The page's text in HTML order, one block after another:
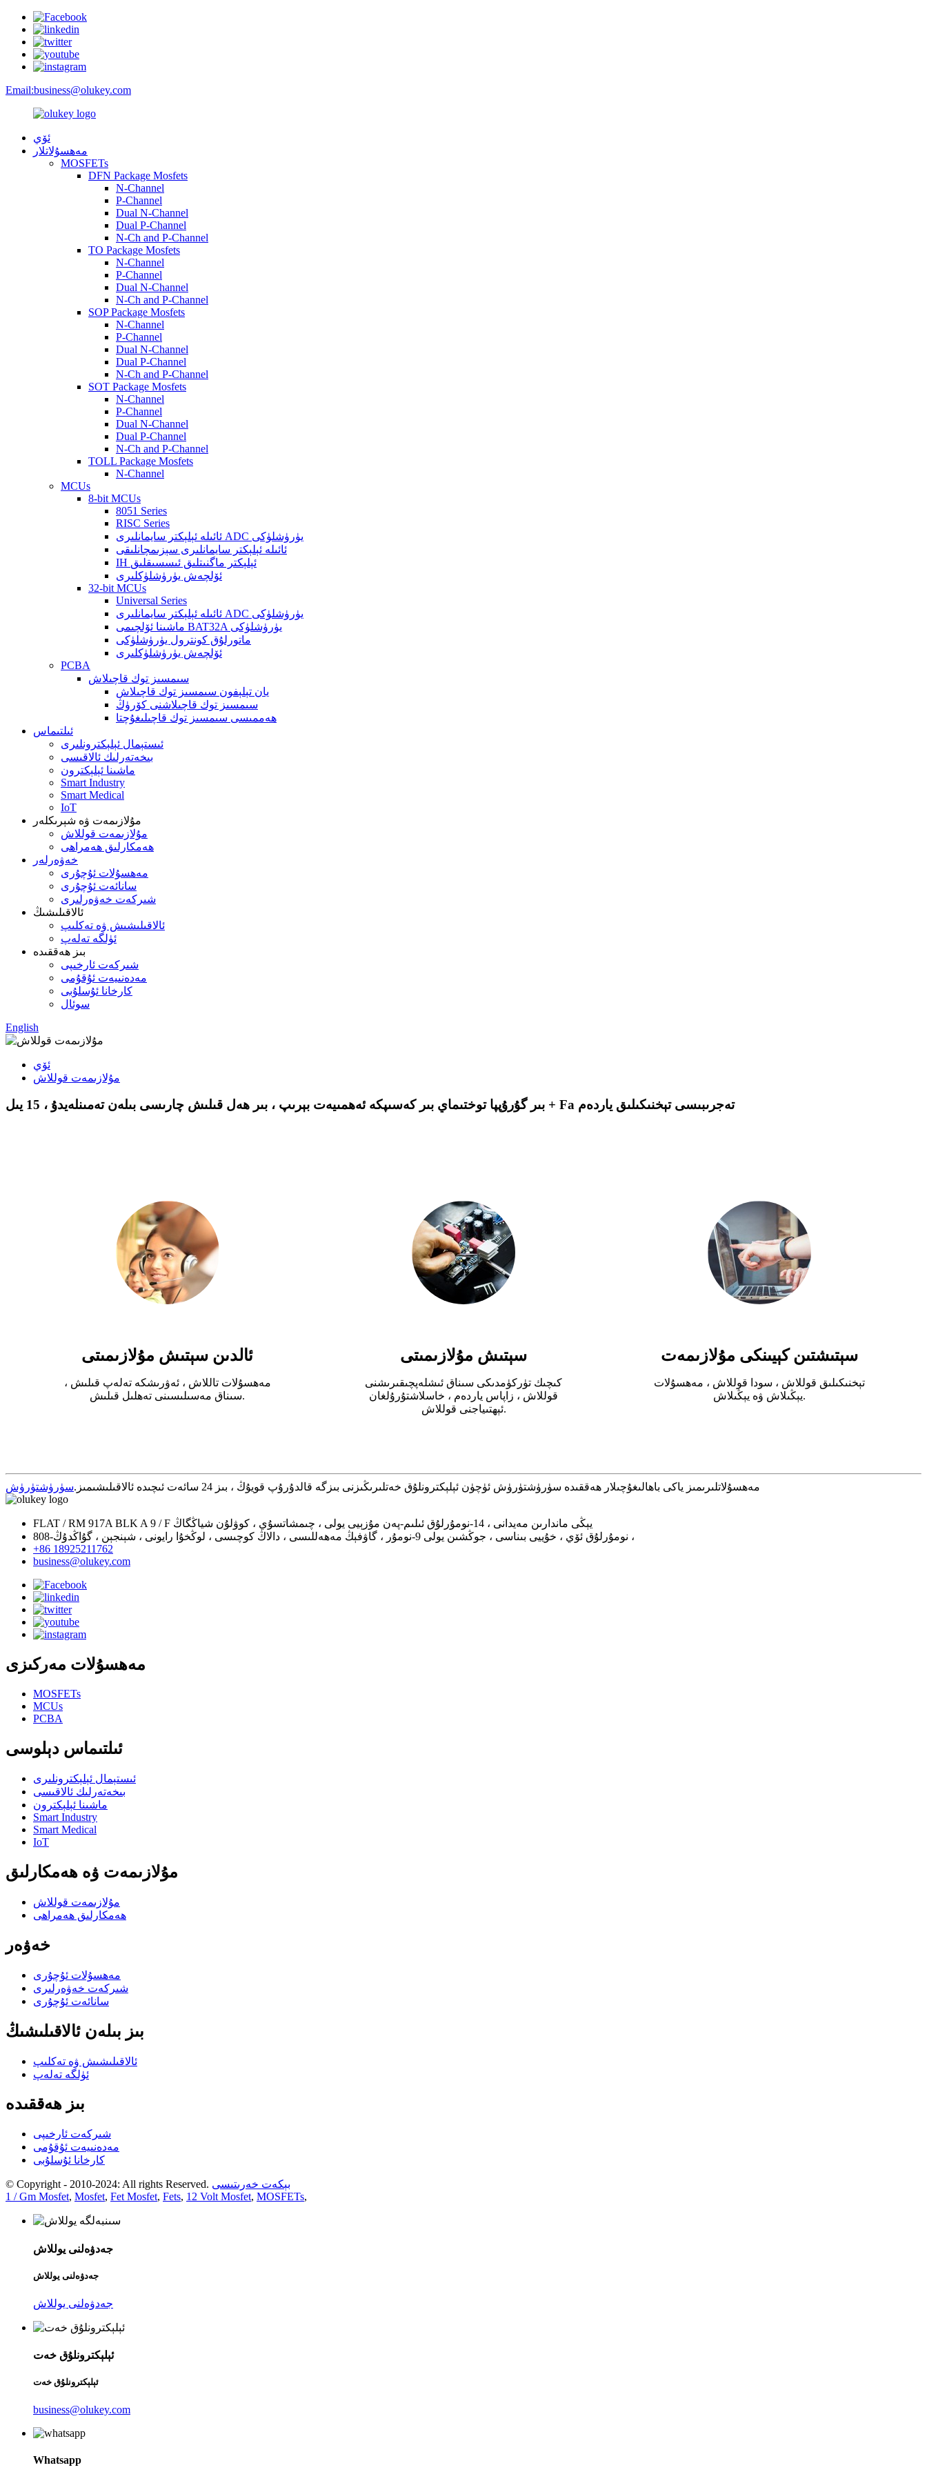
Email:business@olukey.com
ئۆي
مەھسۇلاتلار
MOSFETs
DFN Package Mosfets
N-Channel
P-Channel
Dual N-Channel
Dual P-Channel
N-Ch and P-Channel
TO Package Mosfets
N-Channel
P-Channel
Dual N-Channel
N-Ch and P-Channel
SOP Package Mosfets
N-Channel
P-Channel
Dual N-Channel
Dual P-Channel
N-Ch and P-Channel
SOT Package Mosfets
N-Channel
P-Channel
Dual N-Channel
Dual P-Channel
N-Ch and P-Channel
TOLL Package Mosfets
N-Channel
MCUs
8-bit MCUs
8051 Series
RISC Series
ئائىلە ئېلېكتر سايمانلىرى ADC يۈرۈشلۈكى
ئائىلە ئېلېكتر سايمانلىرى سېزىمچانلىقى
IH ئېلېكتر ماگنىتلىق ئىسسىقلىق
ئۆلچەش يۈرۈشلۈكلىرى
32-bit MCUs
Universal Series
ئائىلە ئېلېكتر سايمانلىرى ADC يۈرۈشلۈكى
ماشىنا ئۆلچىمى BAT32A يۈرۈشلۈكى
ماتورلۇق كونترول يۈرۈشلۈكى
ئۆلچەش يۈرۈشلۈكلىرى
PCBA
سىمسىز توك قاچىلاش
يان تېلېفون سىمسىز توك قاچىلاش
سىمسىز توك قاچىلاشنى كۆرۈڭ
ھەممىسى سىمسىز توك قاچىلىغۇچتا
ئىلتىماس
ئىستېمال ئېلېكترونلىرى
بىخەتەرلىك ئالاقىسى
ماشىنا ئېلېكترون
Smart Industry
Smart Medical
IoT
مۇلازىمەت ۋە شېرىكلەر
مۇلازىمەت قوللاش
ھەمكارلىق ھەمراھى
خەۋەرلەر
مەھسۇلات ئۇچۇرى
سانائەت ئۇچۇرى
شىركەت خەۋەرلىرى
ئالاقىلىشىڭ
ئالاقىلىشىش ۋە تەكلىپ
ئۈلگە تەلەپ
بىز ھەققىدە
شىركەت ئارخىپى
مەدەنىيەت ئۇقۇمى
كارخانا ئۇسلۇبى
سوئال
English
ئۆي
مۇلازىمەت قوللاش
بىر گۇرۇپپا توختىماي بىر كەسىپكە ئەھمىيەت بېرىپ ، بىر ھەل قىلىش چارىسى بىلەن تەمىنلەيدۇ ، 15 يىل + Fa تەجرىبىسى تېخنىكىلىق ياردەم
ئالدىن سېتىش مۇلازىمىتى
مەھسۇلات تاللاش ، ئەۋرىشكە تەلەپ قىلىش ،
سىناق مەسىلىسىنى تەھلىل قىلىش.
سېتىش مۇلازىمىتى
كىچىك تۈركۈمدىكى سىناق ئىشلەپچىقىرىشنى
قوللاش ، زاپاس ياردەم ، خاسلاشتۇرۇلغان
ئېھتىياجنى قوللاش.
سېتىشتىن كېيىنكى مۇلازىمەت
تېخنىكىلىق قوللاش ، سودا قوللاش ، مەھسۇلات
يېڭىلاش ۋە يېڭىلاش.
مەھسۇلاتلىرىمىز ياكى باھالىغۇچىلار ھەققىدە سۈرۈشتۈرۈش ئۈچۈن ئېلېكترونلۇق خەتلىرىڭىزنى بىزگە قالدۇرۇپ قويۇڭ ، بىز 24 سائەت ئىچىدە ئالاقىلىشىمىز. سۈرۈشتۈرۈش
FLAT / RM 917A BLK A 9 / F يېڭى ماندارىن مەيدانى ، 14-نومۇرلۇق ئىلىم-پەن مۇزېيى يولى ، چىمشاتسۇي ، كوۋلۇن شياڭگاڭ
808-نومۇرلۇق ئۆي ، خۇييى بىناسى ، جوڭشىن يولى 9-نومۇر ، گاۋفېڭ مەھەللىسى ، دالاڭ كوچىسى ، لوڭخۇا رايونى ، شېنجېن ، گۇاڭدۇڭ ،
+86 18925211762
business@olukey.com
مەھسۇلات مەركىزى
MOSFETs
MCUs
PCBA
ئىلتىماس دېلوسى
ئىستېمال ئېلېكترونلىرى
بىخەتەرلىك ئالاقىسى
ماشىنا ئېلېكترون
Smart Industry
Smart Medical
IoT
مۇلازىمەت ۋە ھەمكارلىق
مۇلازىمەت قوللاش
ھەمكارلىق ھەمراھى
خەۋەر
مەھسۇلات ئۇچۇرى
شىركەت خەۋەرلىرى
سانائەت ئۇچۇرى
بىز بىلەن ئالاقىلىشىڭ
ئالاقىلىشىش ۋە تەكلىپ
ئۈلگە تەلەپ
بىز ھەققىدە
شىركەت ئارخىپى
مەدەنىيەت ئۇقۇمى
كارخانا ئۇسلۇبى
© Copyright - 2010-2024: All rights Reserved. بېكەت خەرىتىسى
1 / Gm Mosfet, Mosfet, Fet Mosfet, Fets, 12 Volt Mosfet, MOSFETs,
جەدۋەلنى يوللاش
جەدۋەلنى يوللاش
جەدۋەلنى يوللاش
ئېلېكترونلۇق خەت
ئېلېكترونلۇق خەت
business@olukey.com
Whatsapp